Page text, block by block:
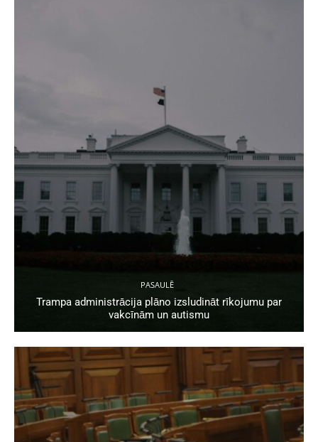
PASAULĒ
Trampa administrācija plāno izsludināt rīkojumu par
vakcīnām un autismu